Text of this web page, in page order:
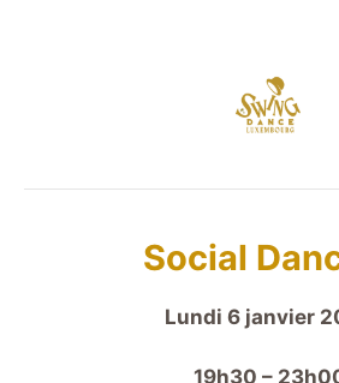
Social
Lundi 6 janvier
19h30 –